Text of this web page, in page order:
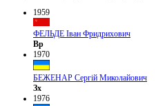
1959
ФЕЛЬДЕ Іван Фридрихович
Вр
1970
БЕЖЕНАР Сергій Миколайович
Зх
1976